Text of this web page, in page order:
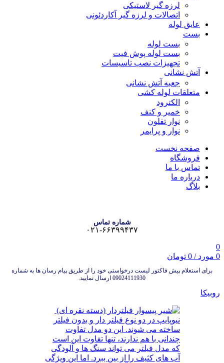
لرزه گیر لاستیکی
اتصالات و لرزه گیر آکاردئونی
عایق لوله
بست
بست لوله
بست لوله پوش فیت
تجهیزات نصب تاسیسات
آتش نشانی
جعبه آتش نشانی
متعلقات لوله کشی
الکترود
خمیر و کنف
نوار تفلون
نوار و پرایمر
صفحه نخست
فروشگاه
تماس با ما
درباره ما
بلاگ
شماره تماس
۰۲۱-۶۶۳۹۹۴۳۷
0
0 مورد /
0 تومان
برای استعلام پیش فاکتور لیست درخواستی خود را از طریق پیام رسان ها به شماره
09024111930 ارسال نمایید.
روبیکا